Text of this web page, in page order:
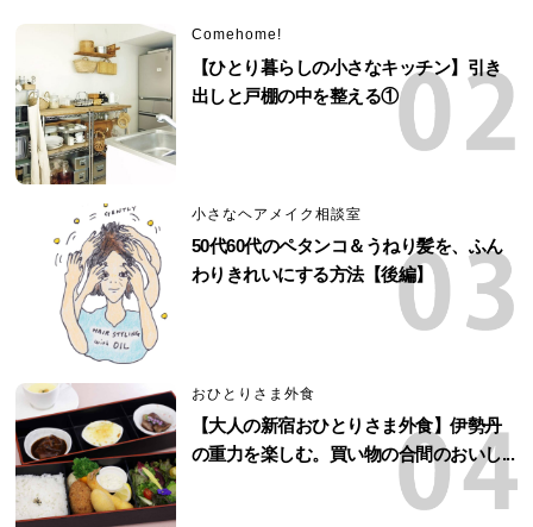
Comehome!
【ひとり暮らしの小さなキッチン】引き
出しと戸棚の中を整える①
小さなヘアメイク相談室
50代60代のペタンコ＆うねり髪を、ふん
わりきれいにする方法【後編】
おひとりさま外食
【大人の新宿おひとりさま外食】伊勢丹
の重力を楽しむ。買い物の合間のおいし...